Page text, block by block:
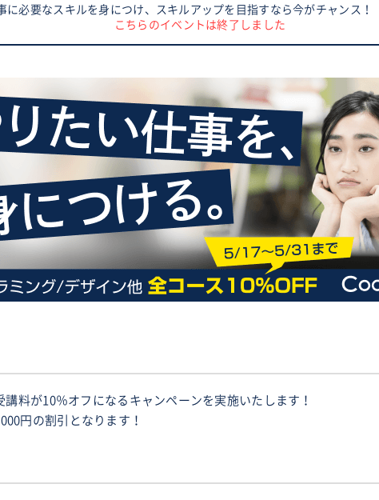
に必要なスキルを身につけ、スキルアップを目指すなら今がチャンス！
こちらのイベントは終了しました
料が10％オフになるキャンペーンを実施いたします！
円の割引となります！